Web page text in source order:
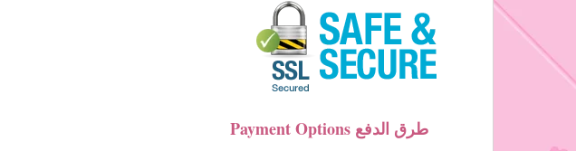
Payment Options طرق الدفع